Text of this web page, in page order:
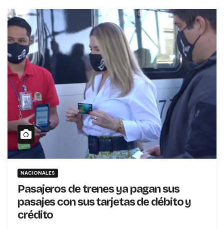
NACIONALES
Pasajeros de trenes ya pagan sus
pasajes con sus tarjetas de débito y
crédito